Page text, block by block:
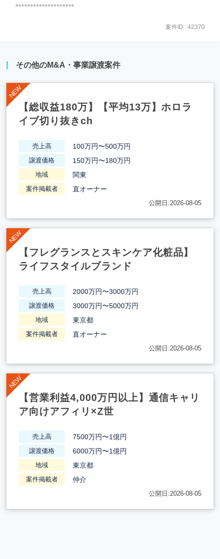
********************
案件ID : 42370
その他のM&A・事業譲渡案件
【総収益180万】【平均13万】ホロラ
イブ切り抜きch
売上高 100万円〜500万円
譲渡価格 150万円〜180万円
地域 関東
案件掲載者 直オーナー
公開日:2026-08-05
【フレグランスとスキンケア化粧品】
ライフスタイルブランド
売上高 2000万円〜3000万円
譲渡価格 3000万円〜5000万円
地域 東京都
案件掲載者 直オーナー
公開日:2026-08-05
【営業利益4,000万円以上】通信キャリ
ア向けアフィリ×Z世
売上高 7500万円〜1億円
譲渡価格 6000万円〜1億円
地域 東京都
案件掲載者 仲介
公開日:2026-08-05